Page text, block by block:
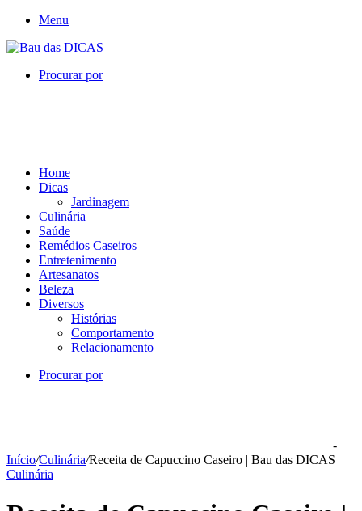
Menu
Procurar por
Home
Dicas
Jardinagem
Culinária
Saúde
Remédios Caseiros
Entretenimento
Artesanatos
Beleza
Diversos
Histórias
Comportamento
Relacionamento
Procurar por
-
Início/Culinária/Receita de Capuccino Caseiro | Bau das DICAS
Culinária